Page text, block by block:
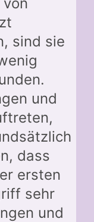
sind sie
und
dass
ersten
sehr
und